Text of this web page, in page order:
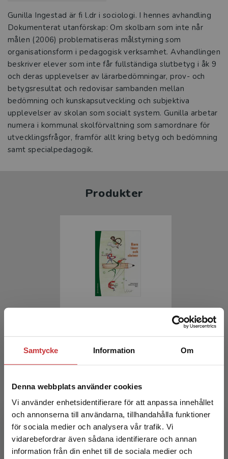
Samtycke Information Om
Denna webbplats använder cookies
Vi använder enhetsidentifierare för att anpassa innehållet
och annonserna till användarna, tillhandahålla funktioner
för sociala medier och analysera vår trafik. Vi
vidarebefordrar även sådana identifierare och annan
information från din enhet till de sociala medier och
Begränsad fraktregion
Gunilla Ingestad är fi l.dr i sociologi. I hennes avhandling
Dokumenterat utanförskap: Om skolbarn som inte når
målen (2006) problematiseras målstyrning som
organisationsform i pedagogisk verksamhet. Avhandlingen
beskriver elever som inte får fullständiga slutbetyg i åk 9
och deras upplevelser av lärarbedömningar, prov- och
betygsresultat och redovisar sambanden mellan
bedömning och kunskapsutveckling och subjektiva
upplevelser av skolan som socialt system. Gunilla arbetar
numera i kommunal skolförvaltning som samordnare för
utvecklingsfrågor, framför allt kring betyg och bedömning
samt specialpedagogik.
Produkter
Exkl. moms: 359 kr